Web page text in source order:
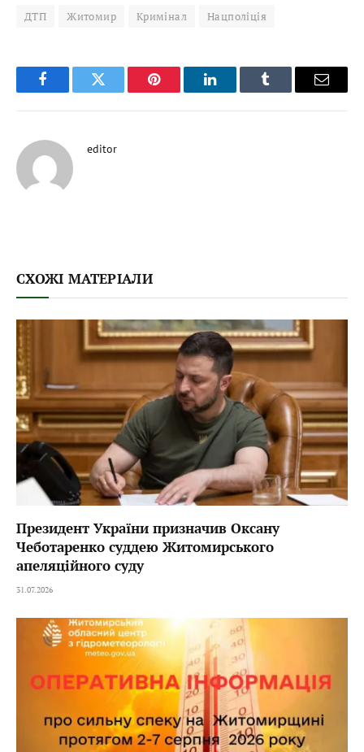
ДТП Житомир Кримінал Нацполіція
FacebookTwitter Pinterest LinkedInTumblr Email
editor
СХОЖІ МАТЕРІАЛИ
Президент України призначив Оксану
Чеботаренко суддею Житомирського
апеляційного суду
31.07.2026